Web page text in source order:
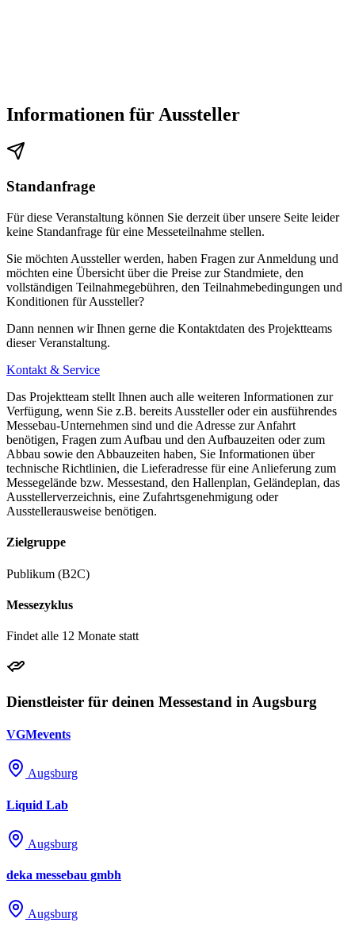
Informationen für Aussteller
Standanfrage
Für diese Veranstaltung können Sie derzeit über unsere Seite leider
keine Standanfrage für eine Messeteilnahme stellen.
Sie möchten Aussteller werden, haben Fragen zur Anmeldung und
möchten eine Übersicht über die Preise zur Standmiete, den
vollständigen Teilnahmegebühren, den Teilnahmebedingungen und
Konditionen für Aussteller?
Dann nennen wir Ihnen gerne die Kontaktdaten des Projektteams
dieser Veranstaltung.
Kontakt & Service
Das Projektteam stellt Ihnen auch alle weiteren Informationen zur
Verfügung, wenn Sie z.B. bereits Aussteller oder ein ausführendes
Messebau-Unternehmen sind und die Adresse zur Anfahrt
benötigen, Fragen zum Aufbau und den Aufbauzeiten oder zum
Abbau sowie den Abbauzeiten haben, Sie Informationen über
technische Richtlinien, die Lieferadresse für eine Anlieferung zum
Messegelände bzw. Messestand, den Hallenplan, Geländeplan, das
Ausstellerverzeichnis, eine Zufahrtsgenehmigung oder
Ausstellerausweise benötigen.
Zielgruppe
Publikum (B2C)
Messezyklus
Findet alle 12 Monate statt
Dienstleister für deinen Messestand in Augsburg
VGMevents
Augsburg
Liquid Lab
Augsburg
deka messebau gmbh
Augsburg